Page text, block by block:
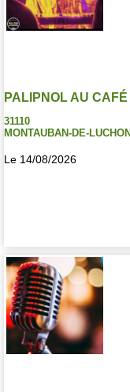
PALIPNOL AU
31110
MONTAUBAN-DE-LUCHON
Le 14/08/2026